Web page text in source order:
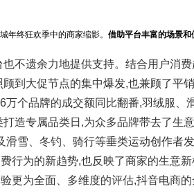
年终狂欢季中的商家缩影。 借助平台丰富的场景和
不遗余力地提供支持。结合用户消
到大促节点的集中爆发,也兼顾了平
万个品牌的成交额同比翻番,羽绒服、
造专属品类日,为众多品牌带去了生
滑雪、冬钓、骑行等垂类运动创作者
行为的新趋势,也反映了商家的生意
更为全面、多维度的评估,抖音电商